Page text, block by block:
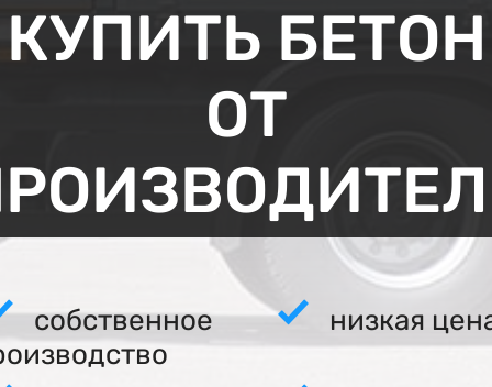
КУПИТЬ БЕТОН
ОТ
собственное
низкая